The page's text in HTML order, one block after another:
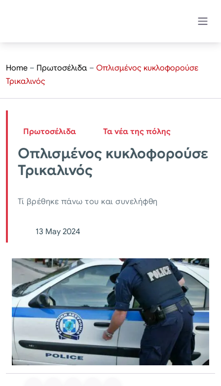
Home – Πρωτοσέλιδα – Οπλισμένος κυκλοφορούσε
Τρικαλινός
Πρωτοσέλιδα Τα νέα της πόλης
Οπλισμένος κυκλοφορούσε
Τρικαλινός
Τί βρέθηκε πάνω του και συνελήφθη
13 May 2024